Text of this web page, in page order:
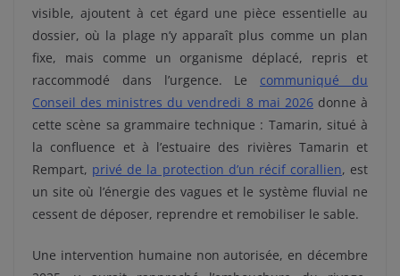
visible, ajoutent à cet égard une pièce essentielle au
dossier, où la plage n’y apparaît plus comme un plan
fixe, mais comme un organisme déplacé, repris et
raccommodé dans l’urgence. Le communiqué du
Conseil des ministres du vendredi 8 mai 2026donne à
cette scène sa grammaire technique : Tamarin, situé à
la confluence et à l’estuaire des rivières Tamarin et
Rempart, privé de la protection d’un récif corallien, est
un site où l’énergie des vagues et le système fluvial ne
cessent de déposer, reprendre et remobiliser le sable.
Une intervention humaine non autorisée, en décembre